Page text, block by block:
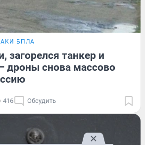
БПЛА
загорелся танкер и
дроны снова массово
416 Обсудить